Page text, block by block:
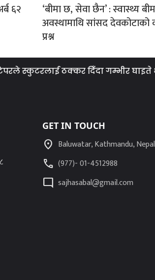
६२
‘बीमा छ, सेवा छैन’ : स्वास्थ्य
अवस्थामाथि सांसद देवकोटाको
प्रश्न
स्कुटरलाई ठक्कर दिँदा गम्भीर घाइते
GET IN TOUCH
location_on Baluwatar, Kathmandu, Nepal
call (977)- 01-4512988
mode_comment sajhasabal@gmail.com